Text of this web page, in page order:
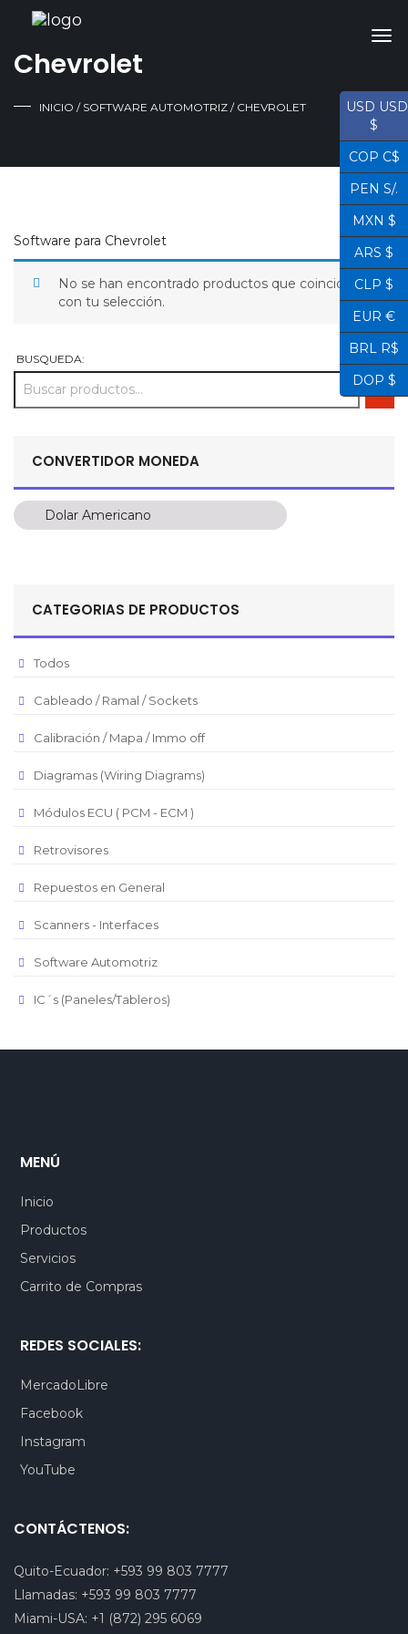
Chevrolet
INICIO / SOFTWARE AUTOMOTRIZ / CHEVROLET
Software para Chevrolet
No se han encontrado productos que coincidan
con tu selección.
BUSQUEDA:
CONVERTIDOR MONEDA
Dolar Americano
Dolar Americano
Pesos Mexicanos
Euro
Real Brasilero
CATEGORIAS DE PRODUCTOS
Todos
Cableado / Ramal / Sockets
Calibración / Mapa / Immo off
Diagramas (Wiring Diagrams)
Módulos ECU ( PCM - ECM )
Retrovisores
Repuestos en General
Scanners - Interfaces
Software Automotriz
IC´s (Paneles/Tableros)
MENÚ
Inicio
Productos
Servicios
Carrito de Compras
REDES SOCIALES:
MercadoLibre
Facebook
Instagram
YouTube
CONTÁCTENOS:
Quito-Ecuador: +593 99 803 7777
Llamadas: +593 99 803 7777
Miami-USA: +1 (872) 295 6069
USD USD
$
COP C$
PEN S/.
MXN $
ARS $
CLP $
EUR €
BRL R$
DOP $